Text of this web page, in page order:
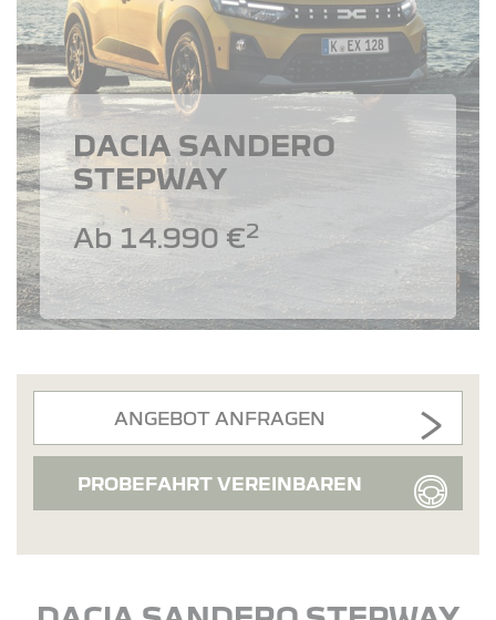
DACIA SANDERO
STEPWAY
Ab 14.990 €2
ANGEBOT ANFRAGEN
PROBEFAHRT VEREINBAREN